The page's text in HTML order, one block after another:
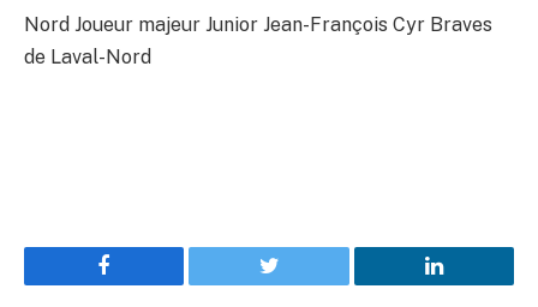
Nord Joueur majeur Junior Jean-François Cyr Braves
de Laval-Nord
Facebook Twitter LinkedIn